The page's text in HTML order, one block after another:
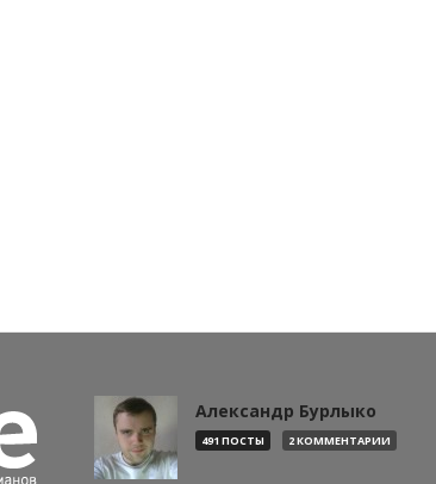
Александр Бурлыко
491 ПОСТЫ 2 КОММЕНТАРИИ